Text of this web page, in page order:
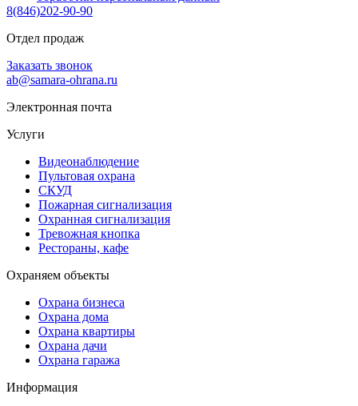
8(846)202-90-90
Отдел продаж
Заказать звонок
ab@samara-ohrana.ru
Электронная почта
Услуги
Видеонаблюдение
Пультовая охрана
СКУД
Пожарная сигнализация
Охранная сигнализация
Тревожная кнопка
Рестораны, кафе
Охраняем объекты
Охрана бизнеса
Охрана дома
Охрана квартиры
Охрана дачи
Охрана гаража
Информация